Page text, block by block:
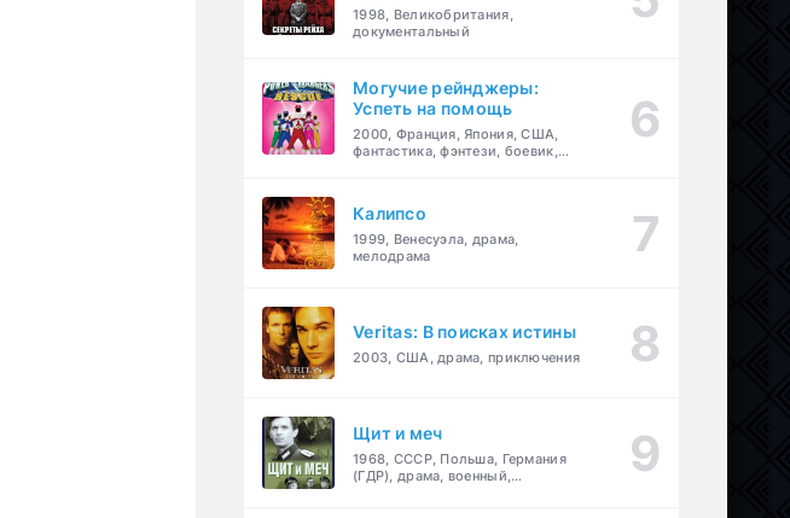
1998, Великобритания,
документальный
Могучие рейнджеры:
Успеть на помощь
2000, Франция, Япония, США,
фантастика, фэнтези, боевик,
Калипсо
1999, Венесуэла, драма,
мелодрама
Veritas: В поисках истины
2003, США, драма, приключения
Щит и меч
1968, СССР, Польша, Германия
(ГДР), драма, военный,